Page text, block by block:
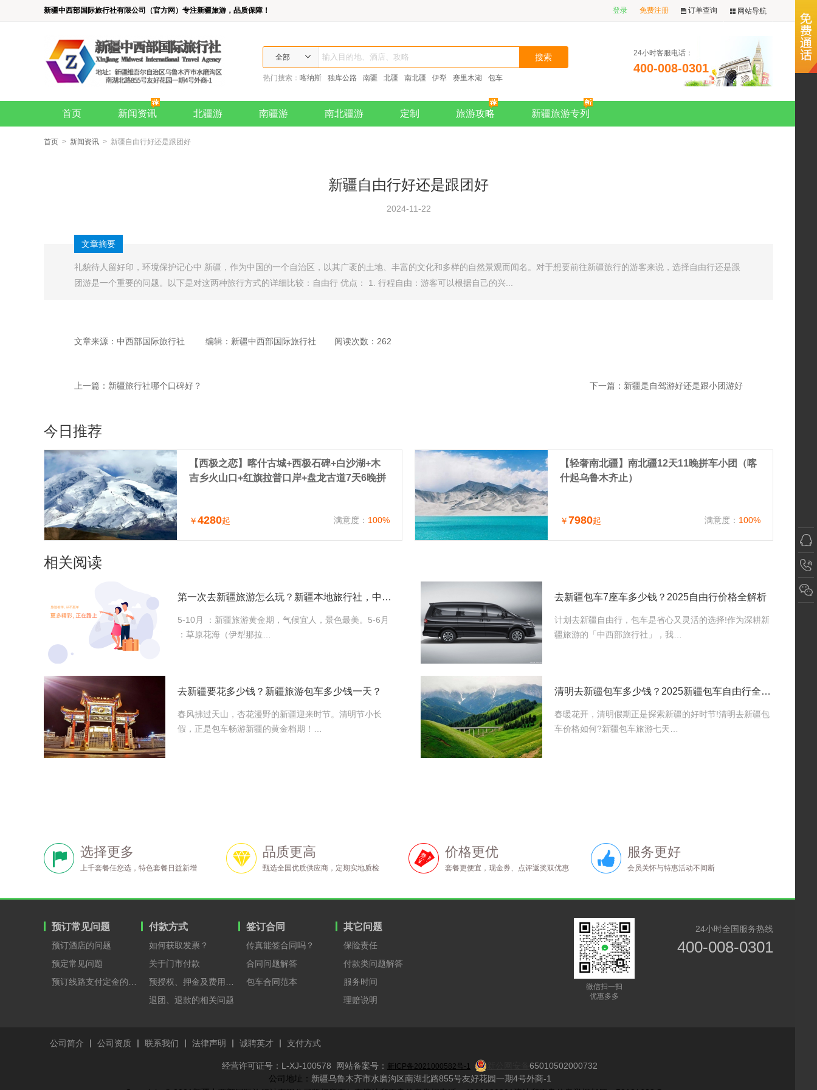
新疆中西部国际旅行社有限公司（官方网）专注新疆旅游，品质保障！ 登录 免费注册 订单查询 网站导航
全部
热门搜索： 喀纳斯 独库公路 南疆 北疆 南北疆 伊犁 赛里木湖 包车
24小时客服电话：
400-008-0301
首页 新闻资讯 北疆游 南疆游 南北疆游 定制 旅游攻略 新疆旅游专列
首页 > 新闻资讯 > 新疆自由行好还是跟团好
新疆自由行好还是跟团好
2024-11-22
文章摘要
礼貌待人留好印，环境保护记心中 新疆，作为中国的一个自治区，以其广袤的土地、丰富的文化和多样的自然景观而闻名。对于想要前往新疆旅行的游客来说，选择自由行还是跟
团游是一个重要的问题。以下是对这两种旅行方式的详细比较：​自由行 优点： 1. 行程自由：游客可以根据自己的兴...
文章来源：中西部国际旅行社 编辑：新疆中西部国际旅行社 阅读次数：262
上一篇： 新疆旅行社哪个口碑好？ 下一篇： 新疆是自驾游好还是跟小团游好
今日推荐
【西极之恋】喀什古城+西极石碑+白沙湖+木
吉乡火山口+红旗拉普口岸+盘龙古道7天6晚拼
￥4280起 满意度： 100%
【轻奢南北疆】南北疆12天11晚拼车小团（喀
什起乌鲁木齐止）
￥7980起 满意度： 100%
相关阅读
第一次去新疆旅游怎么玩？新疆本地旅行社，中西部国旅给您最中肯的建议
5-10月 ：新疆旅游黄金期，气候宜人，景色最美。5-6月
：草原花海（伊犁那拉…
去新疆包车7座车多少钱？2025自由行价格全解析
计划去新疆自由行，包车是省心又灵活的选择!作为深耕新
疆旅游的「中西部旅行社」，我…
去新疆要花多少钱？新疆旅游包车多少钱一天？
春风拂过天山，杏花漫野的新疆迎来时节。清明节小长
假，正是包车畅游新疆的黄金档期！…
清明去新疆包车多少钱？2025新疆包车自由行全攻略
春暖花开，清明假期正是探索新疆的好时节!清明去新疆包
车价格如何?新疆包车旅游七天…
选择更多
上千套餐任您选，特色套餐日益新增
品质更高
甄选全国优质供应商，定期实地质检
价格更优
套餐更便宜，现金券、点评返奖双优惠
服务更好
会员关怀与特惠活动不间断
预订常见问题
预订酒店的问题
预定常见问题
付款方式
如何获取发票？
关于门市付款
退团、退款的相关问题
签订合同
传真能签合同吗？
合同问题解答
包车合同范本
其它问题
保险责任
付款类问题解答
服务时间
理赔说明
24小时全国服务热线
400-008-0301
微信扫一扫
优惠多多
公司简介 公司资质 联系我们 法律声明 诚聘英才 支付方式
经营许可证号：L-XJ-100578 网站备案号： 新ICP备2021000582号-1
65010502000732
​ 公司地址： 新疆乌鲁木齐市水磨沟区南湖北路855号友好花园一期4号外商-1